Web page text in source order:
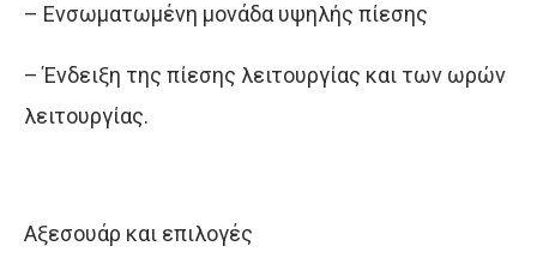
– Ενσωματωμένη μονάδα υψηλής πίεσης
– Ένδειξη της πίεσης λειτουργίας και των ωρών
λειτουργίας.
Αξεσουάρ και επιλογές